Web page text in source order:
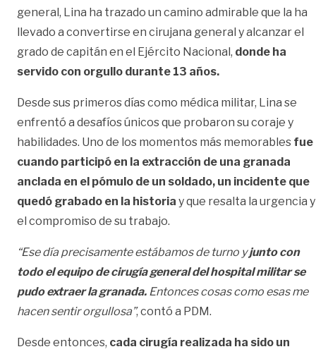
general, Lina ha trazado un camino admirable que la ha
llevado a convertirse en cirujana general y alcanzar el
grado de capitán en el Ejército Nacional, donde ha
servido con orgullo durante 13 años.
Desde sus primeros días como médica militar, Lina se
enfrentó a desafíos únicos que probaron su coraje y
habilidades. Uno de los momentos más memorables fue
cuando participó en la extracción de una granada
anclada en el pómulo de un soldado, un incidente que
quedó grabado en la historia y que resalta la urgencia y
el compromiso de su trabajo.
“Ese día precisamente estábamos de turno yjunto con
todo el equipo de cirugía general del hospital militar se
pudo extraer la granada. Entonces cosas como esas me
hacen sentir orgullosa”, contó a PDM.
Desde entonces, cada cirugía realizada ha sido un